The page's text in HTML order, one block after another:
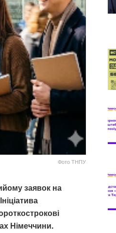
Фото ТНПУ
заявок на
Німеччини.